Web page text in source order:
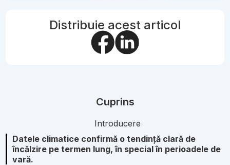
Distribuie acest articol
Cuprins
Introducere
Datele climatice confirmă o tendință clară de
încălzire pe termen lung, în special în perioadele de
vară.